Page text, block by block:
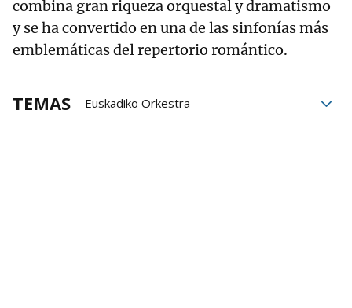
combina gran riqueza orquestal y dramatismo
y se ha convertido en una de las sinfonías más
emblemáticas del repertorio romántico.
TEMAS
Euskadiko Orkestra